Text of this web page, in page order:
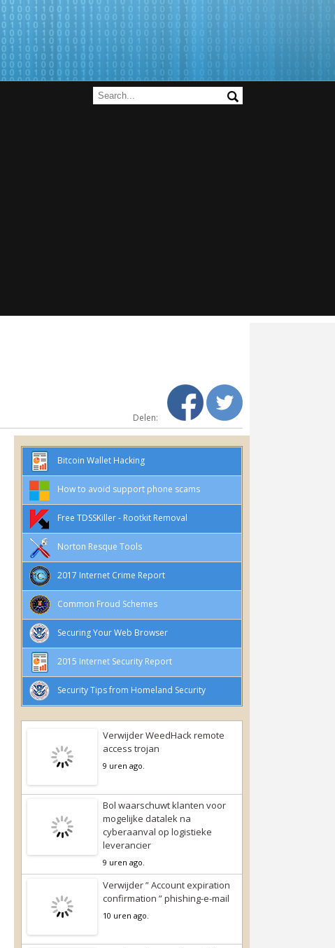
Delen:
Bitcoin Wallet Hacking
How to avoid support phone scams
Free TDSSKiller - Rootkit Removal
Norton Resque Tools
2017 Internet Crime Report
Common Froud Schemes
Securing Your Web Browser
2015 Internet Security Report
Security Tips from Homeland Security
Verwijder WeedHack remote
access trojan
9 uren ago.
Bol waarschuwt klanten voor
mogelijke datalek na
cyberaanval op logistieke
leverancier
9 uren ago.
Verwijder ” Account expiration
confirmation ” phishing-e-mail
10 uren ago.